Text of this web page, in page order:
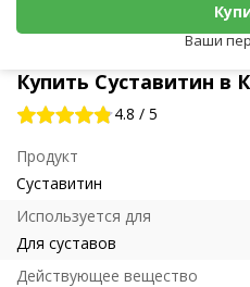
Купить Суставитин в
4.8 / 5
Продукт
Суставитин
Используется для
Для суставов
Действующее вещество
Ваши